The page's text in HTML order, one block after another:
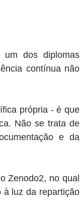
dos diplomas
contínua não
própria - é que
Não se trata de
e da
Zenodo2, no qual
à luz da repartição